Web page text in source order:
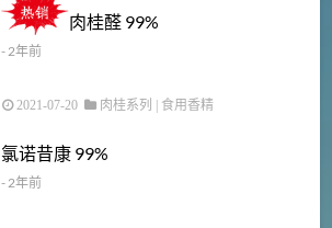
肉桂醛 99%
- 2年前
2021-07-20 肉桂系列 食用香精
氯诺昔康 99%
- 2年前